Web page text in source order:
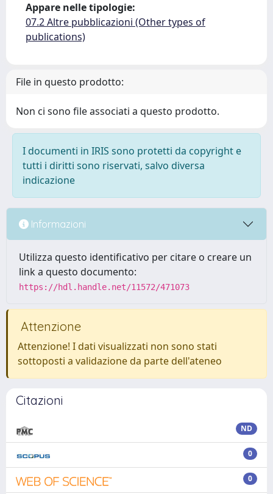
Appare nelle tipologie:
07.2 Altre pubblicazioni (Other types of
publications)
File in questo prodotto:
Non ci sono file associati a questo prodotto.
I documenti in IRIS sono protetti da copyright e
tutti i diritti sono riservati, salvo diversa
indicazione
Informazioni
Utilizza questo identificativo per citare o creare un
link a questo documento:
https://hdl.handle.net/11572/471073
Attenzione
Attenzione! I dati visualizzati non sono stati
sottoposti a validazione da parte dell'ateneo
Citazioni
ND
0
0